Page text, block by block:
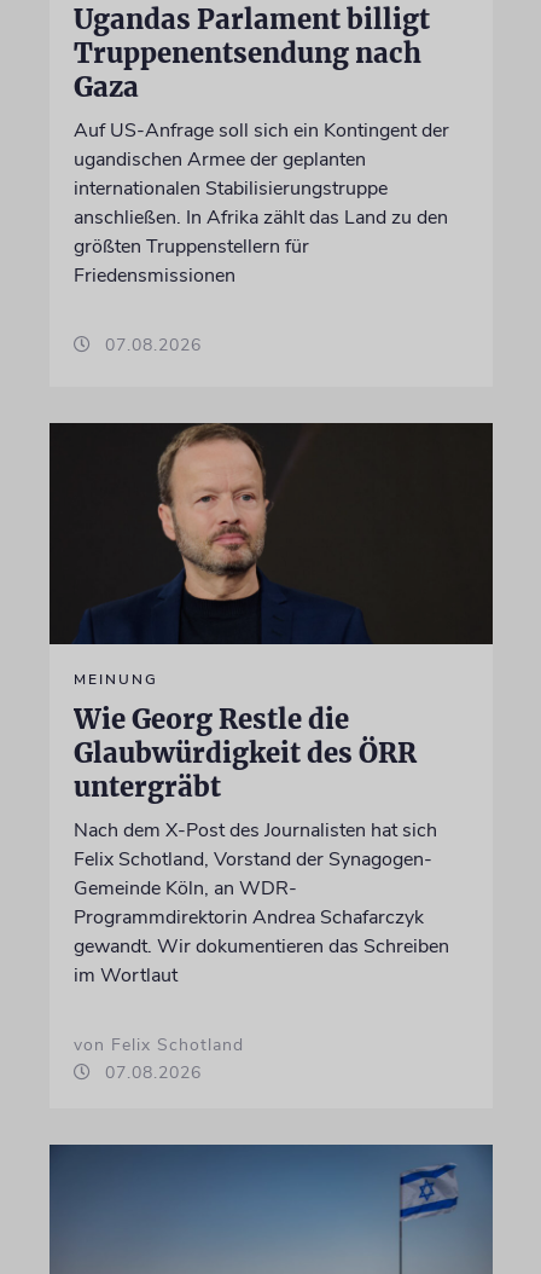
Ugandas Parlament billigt
Truppenentsendung nach
Gaza
Auf US-Anfrage soll sich ein Kontingent der
ugandischen Armee der geplanten
internationalen Stabilisierungstruppe
anschließen. In Afrika zählt das Land zu den
größten Truppenstellern für
Friedensmissionen
07.08.2026
MEINUNG
Wie Georg Restle die
Glaubwürdigkeit des ÖRR
untergräbt
Nach dem X-Post des Journalisten hat sich
Felix Schotland, Vorstand der Synagogen-
Gemeinde Köln, an WDR-
Programmdirektorin Andrea Schafarczyk
gewandt. Wir dokumentieren das Schreiben
im Wortlaut
von Felix Schotland
07.08.2026